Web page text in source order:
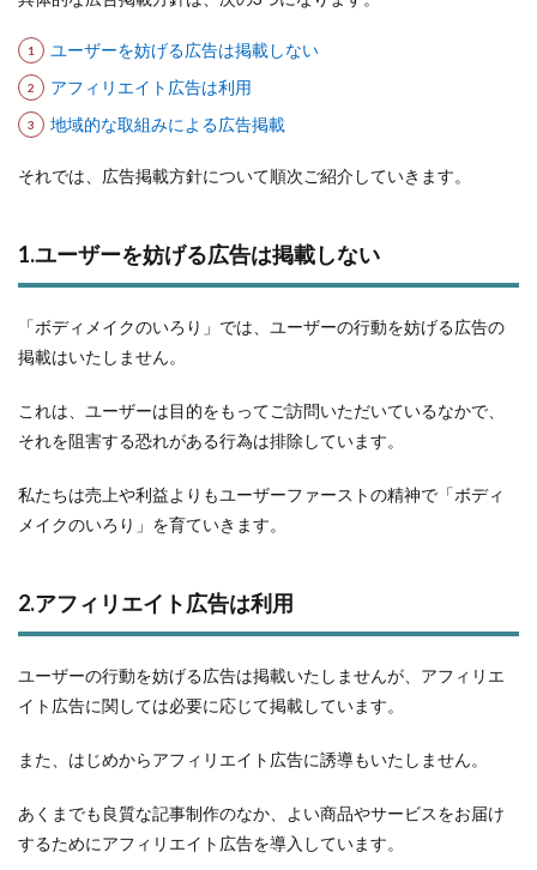
ユーザーを妨げる広告は掲載しない
アフィリエイト広告は利用
地域的な取組みによる広告掲載
それでは、広告掲載方針について順次ご紹介していきます。
1.ユーザーを妨げる広告は掲載しない
「ボディメイクのいろり」では、ユーザーの行動を妨げる広告の
掲載はいたしません。
これは、ユーザーは目的をもってご訪問いただいているなかで、
それを阻害する恐れがある行為は排除しています。
私たちは売上や利益よりもユーザーファーストの精神で「ボディ
メイクのいろり」を育ていきます。
2.アフィリエイト広告は利用
ユーザーの行動を妨げる広告は掲載いたしませんが、アフィリエ
イト広告に関しては必要に応じて掲載しています。
また、はじめからアフィリエイト広告に誘導もいたしません。
あくまでも良質な記事制作のなか、よい商品やサービスをお届け
するためにアフィリエイト広告を導入しています。